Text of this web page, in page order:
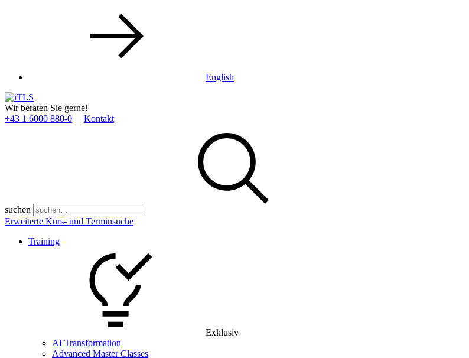
English
Wir beraten Sie gerne!
+43 1 6000 880­-0
Kontakt
suchen
Erweiterte Kurs- und Terminsuche
Training
Exklusiv
AI Transformation
Advanced Master Classes